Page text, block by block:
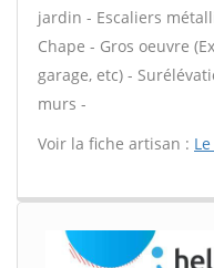
jardin - Escaliers
Chape - Gros oeuvre
garage, etc) -
murs -
Voir la fiche artisan :